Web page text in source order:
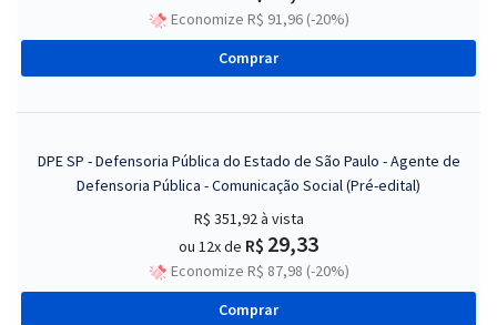
Economize R$ 91,96 (-20%)
Comprar
DPE SP - Defensoria Pública do Estado de São Paulo - Agente de
Defensoria Pública - Comunicação Social (Pré-edital)
R$ 351,92à vista
ou 12x de R$ 29,33
Economize R$ 87,98 (-20%)
Comprar